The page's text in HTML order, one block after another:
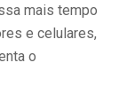
mais tempo
e celulares,
o